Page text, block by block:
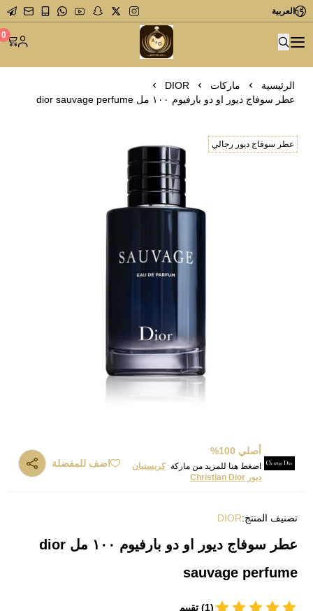
العربية
متجر عاشق العطور 0
الرئيسية ماركات
DIOR
عطر سوفاج ديور او دو بارفيوم ١٠٠ مل dior sauvage perfume
عطر سوفاج ديور رجالي
أصلي 100%
اضغط هنا للمزيد من ماركة كريستيان
ديور Christian Dior
اضف للمفضلة
تصنيف المنتج:DIOR
عطر سوفاج ديور او دو بارفيوم ١٠٠ مل dior
sauvage perfume
(1) تقييم